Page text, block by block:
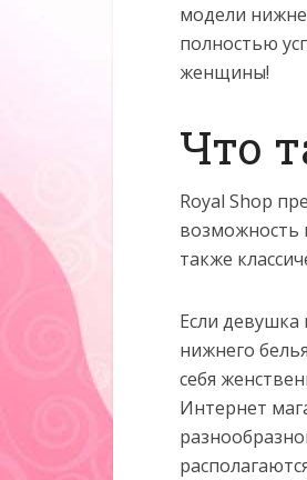
модели
полностью
женщины!
Что
Royal Shop
возможность
также
Если девушка
нижнего
себя
Интернет